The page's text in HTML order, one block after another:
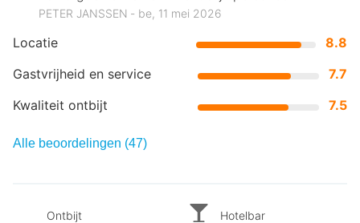
Locatie
8.8
Gastvrijheid en service
7.7
Kwaliteit ontbijt
7.5
PETER JANSSEN ‐ be, 11 mei 2026
Alle beoordelingen (47)
Ontbijt
Hotelbar